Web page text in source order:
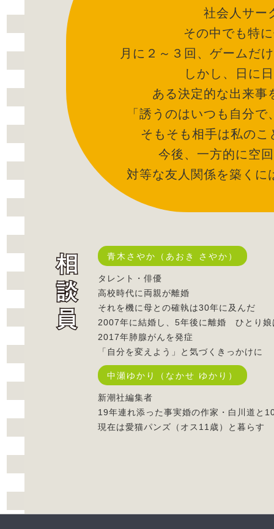
社会人サー
その中でも特
月に２～３回、ゲームだ
しかし、日に
ある決定的な出来事
「誘うのはいつも自分
そもそも相手は私のこ
今後、一方的に空
対等な友人関係を築くに
青木さやか（あおき さやか）
タレント・俳優
高校時代に両親が離婚
それを機に母との確執は30年に及んだ
2007年に結婚し、5年後に離婚 ひとり娘
2017年肺腺がんを発症
「自分を変えよう」と気づくきっかけに
中瀬ゆかり（なかせ ゆかり）
新潮社編集者
19年連れ添った事実婚の作家・白川道と
現在は愛猫パンズ（オス11歳）と暮らす